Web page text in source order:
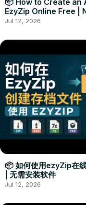
EzyZip Online Free |
Installation Required
Jul 12, 2026
📦 如何使用ezyZip在
| 无需安装软件
Jul 12, 2026